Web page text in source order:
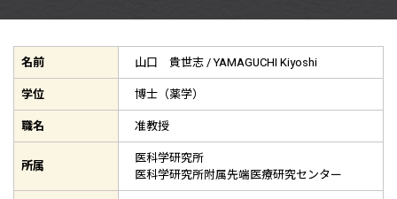
名前 山口 貴世志 /YAMAGUCHI Kiyoshi
学位 博士（薬学）
職名 准教授
所属
医科学研究所
医科学研究所附属先端医療研究センター